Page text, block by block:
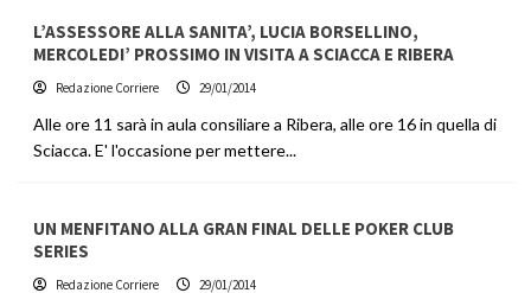
L’ASSESSORE ALLA SANITA’, LUCIA BORSELLINO,
MERCOLEDI’ PROSSIMO IN VISITA A SCIACCA E RIBERA
Redazione Corriere 29/01/2014
Alle ore 11 sarà in aula consiliare a Ribera, alle ore 16 in quella di
Sciacca. E' l'occasione per mettere...
UN MENFITANO ALLA GRAN FINAL DELLE POKER CLUB
SERIES
Redazione Corriere 29/01/2014